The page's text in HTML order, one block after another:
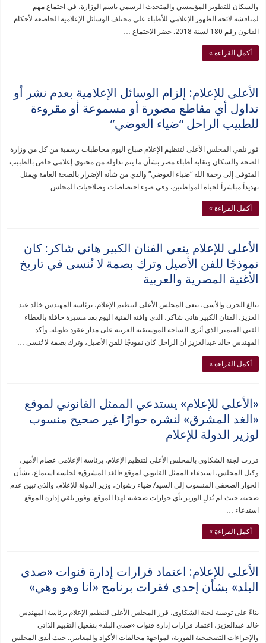
والسكان للتطوير المؤسسي والمتحدث الرسمي باسم الوزارة، في اجتماع مهم
لمناقشة لائحة الظهور الإعلامي للأطباء على مختلف الوسائل الإعلامية الخاضعة لأحكام
القانون رقم 180 لسنة 2018. حضر الاجتماع …
أكمل القراءة »
الأعلى للإعلام: إلزام الوسائل الإعلامية بعدم نشر أو
تداول أي مقاطع مصورة أو مسموعة أو مقروءة
للطبيب الراحل “ضياء العوضي”
فور تلقي المجلس الأعلى لتنظيم الإعلام صباح اليوم مخاطبات رسمية من كل من وزارة
الصحة والسكان ونقابة أطباء مصر بشأن ما يتم تداوله من محتوى إعلامي خاص بالطبيب
المتوفى إلى رحمة الله “ضياء العوضي” والذي من شأنه الإضرار بالصحة العامة ويمثل
تهديداً مباشراً لحياة المواطنين. وفي ضوء اختصاصات وصلاحيات المجلس …
أكمل القراءة »
الأعلى للإعلام ينعي الفنان الكبير هاني شاكر: كان
نموذجًا للفن الأصيل وترك بصمة لا تُنسى في تاريخ
الأغنية المصرية والعربية
ببالغ الحزن والأسى، ينعى المجلس الأعلى لتنظيم الإعلام، برئاسة المهندس خالد عبد
العزيز، الفنان الكبير هاني شاكر، الذي وافته المنية اليوم بعد مسيرة حافلة بالعطاء
الفني المتميز الذي أثرى الساحة الموسيقية العربية على مدار عقود طويلة. وأكد
المهندس خالد عبدالعزيز أن الراحل كان نموذجًا للفن الأصيل، وترك بصمة لا تُنسى …
أكمل القراءة »
«الأعلى للإعلام» يستدعي الممثل القانوني لموقع
«الغد المشرق» لنشره حوارًا غير صحيح منسوب
لوزير الدولة للإعلام
قررت لجنة الشكاوى بالمجلس الأعلى لتنظيم الإعلام، برئاسة الإعلامي عصام الأمير،
وكيل المجلس، استدعاء الممثل القانوني لموقع «الغد المشرق» لجلسة استماع، بشأن
الحوار الصحفي المنسوب إلى السيد/ ضياء رشوان، وزير الدولة للإعلام، والذي تبين عدم
صحته، حيث لم يُدلِ الوزير بأي حوارات صحفية لهذا الموقع. وفور تلقي إدارة الموقع
استدعاء …
أكمل القراءة »
الأعلى للإعلام: اعتماد قرارات إدارة قنوات «صدى
البلد» بشأن إحدى فقرات برنامج «انا وهو وهي»
بناءً على توصية لجنة الشكاوى، قرر المجلس الأعلى لتنظيم الإعلام برئاسة المهندس
خالد عبدالعزيز، اعتماد قرارات إدارة قنوات «صدى البلد» بتفعيل التقييم الذاتي
والإجراءات التصحيحية الفورية، لمواجهة مخالفات الأكواد والمعايير.. حيث أبدى المجلس